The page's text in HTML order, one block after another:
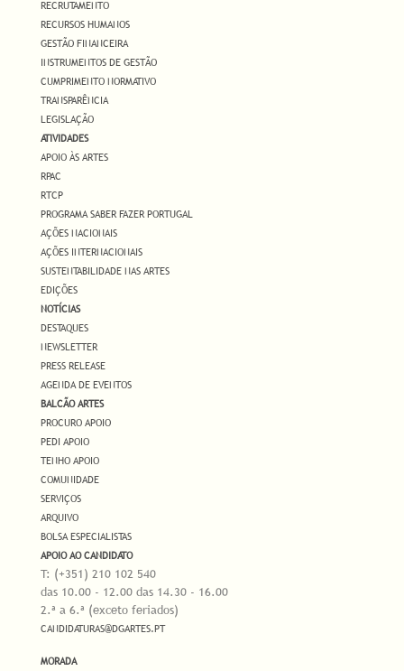
RECRUTAMENTO
RECURSOS HUMANOS
GESTÃO FINANCEIRA
INSTRUMENTOS DE GESTÃO
CUMPRIMENTO NORMATIVO
TRANSPARÊNCIA
LEGISLAÇÃO
ATIVIDADES
APOIO ÀS ARTES
RPAC
RTCP
PROGRAMA SABER FAZER PORTUGAL
AÇÕES NACIONAIS
AÇÕES INTERNACIONAIS
SUSTENTABILIDADE NAS ARTES
EDIÇÕES
NOTÍCIAS
DESTAQUES
NEWSLETTER
PRESS RELEASE
AGENDA DE EVENTOS
BALCÃO ARTES
PROCURO APOIO
PEDI APOIO
TENHO APOIO
COMUNIDADE
SERVIÇOS
ARQUIVO
BOLSA ESPECIALISTAS
APOIO AO CANDIDATO
T: (+351) 210 102 540
das 10.00 - 12.00 das 14.30 - 16.00
2.ª a 6.ª (exceto feriados)
CANDIDATURAS@DGARTES.PT
MORADA